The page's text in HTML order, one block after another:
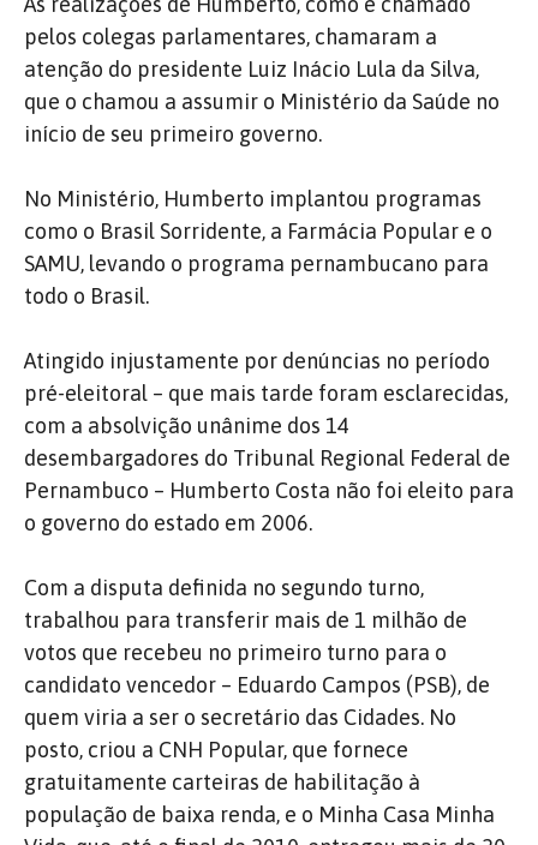
pelos colegas parlamentares, chamaram a
atenção do presidente Luiz Inácio Lula da Silva,
que o chamou a assumir o Ministério da Saúde no
início de seu primeiro governo.
No Ministério, Humberto implantou programas
como o Brasil Sorridente, a Farmácia Popular e o
SAMU, levando o programa pernambucano para
todo o Brasil.
Atingido injustamente por denúncias no período
pré-eleitoral – que mais tarde foram esclarecidas,
com a absolvição unânime dos 14
desembargadores do Tribunal Regional Federal de
Pernambuco – Humberto Costa não foi eleito para
o governo do estado em 2006.
Com a disputa definida no segundo turno,
trabalhou para transferir mais de 1 milhão de
votos que recebeu no primeiro turno para o
candidato vencedor – Eduardo Campos (PSB), de
quem viria a ser o secretário das Cidades. No
posto, criou a CNH Popular, que fornece
gratuitamente carteiras de habilitação à
população de baixa renda, e o Minha Casa Minha